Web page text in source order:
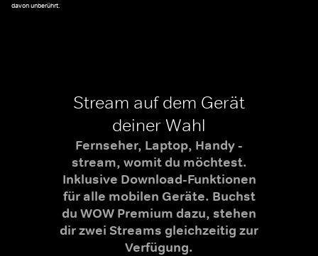
davon unberührt.
Stream auf dem Gerät
deiner Wahl
Fernseher, Laptop, Handy -
stream, womit du möchtest.
Inklusive Download-Funktionen
für alle mobilen Geräte. Buchst
du WOW Premium dazu, stehen
dir zwei Streams gleichzeitig zur
Verfügung.